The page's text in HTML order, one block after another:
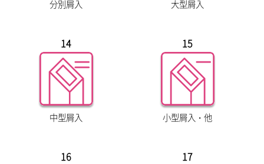
分別屑入 大型屑入
14
中型屑入
15
小型屑入・他
16 17